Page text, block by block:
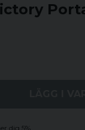
dig 5%